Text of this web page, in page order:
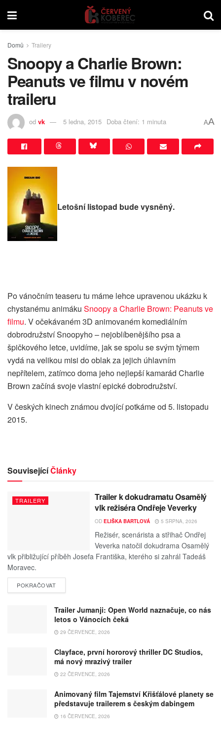
Domů Trailery
Snoopy a Charlie Brown:
Peanuts ve filmu v novém
traileru
od vk 5 ledna, 2015 Doba čtení: 1 minuta AA
Letošní listopad bude vysněný.
Po vánočním teaseru tu máme lehce upravenou ukázku k
chystanému animáku Snoopy a Charlie Brown: Peanuts ve
filmu. V očekávaném 3D animovaném komediálním
dobrodružství Snoopyho – nejoblíbenějšího psa a
špičkového letce, uvidíme, jak se spolu se svým týmem
vydá na velikou misi do oblak za jejich úhlavním
nepřítelem, zatímco doma jeho nejlepší kamarád Charlie
Brown začíná svoje vlastní epické dobrodružství.
V českých kinech známou dvojící potkáme od 5. listopadu
2015.
SouvisejícíČlánky
TRAILERY
Trailer k dokudramatu Osamělý
vlk režiséra Ondřeje Veverky
OD ELIŠKA BARTLOVÁ 5 SRPNA, 2026
Režisér, scenárista a střihač Ondřej
Veverka natočil dokudrama Osamělý
vlk přibližující příběh Josefa Františka, kterého si zahrál Tadeáš
Moravec.
POKRAČOVAT
Trailer Jumanji: Open World naznačuje, co nás
letos o Vánocích čeká
29 ČERVENCE, 2026
Clayface, první hororový thriller DC Studios,
má nový mrazivý trailer
22 ČERVENCE, 2026
Animovaný film Tajemství Křišťálové planety se
představuje trailerem s českým dabingem
16 ČERVENCE, 2026